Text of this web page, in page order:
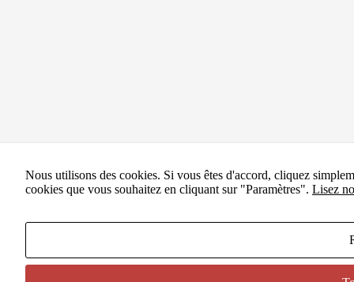
Nous utilisons des cookies. Si vous êtes d'accord, cliquez
cookies que vous souhaitez en cliquant sur "Paramètres". Lisez